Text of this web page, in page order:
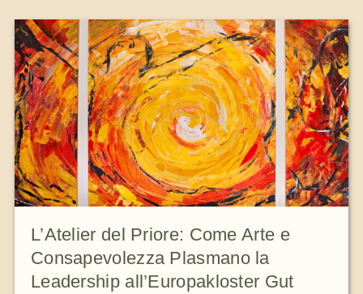
L’Atelier del Priore: Come Arte e
Consapevolezza Plasmano la
Leadership all’Europakloster Gut